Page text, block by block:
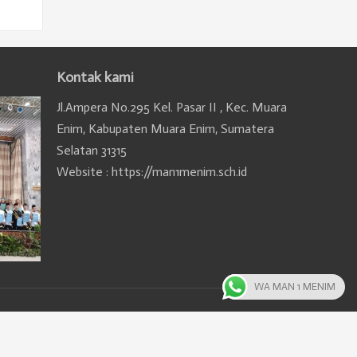
Kontak kami
Jl.Ampera No.295 Kel. Pasar II , Kec. Muara
Enim, Kabupaten Muara Enim, Sumatera
Selatan 31315
Website : https://man1menim.sch.id
WA MAN 1 MENIM